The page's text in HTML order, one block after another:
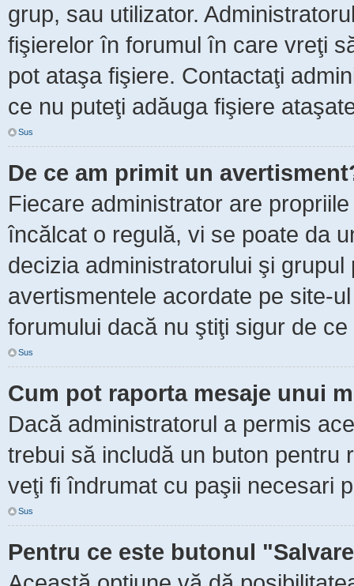
grup, sau utilizator.
fişierelor în forumul în care vreţi
pot ataşa fişiere. Contactaţi
ce nu puteţi adăuga fişiere
Sus
De ce am primit un
Fiecare administrator are
încălcat o regulă, vi se poate da
decizia administratorului şi
avertismentele acordate pe site-
forumului dacă nu ştiţi sigur de
Sus
Cum pot raporta mesaje unui
Dacă administratorul a permis
trebui să includă un buton pentru
veţi fi îndrumat cu paşii necesari
Sus
Pentru ce este butonul